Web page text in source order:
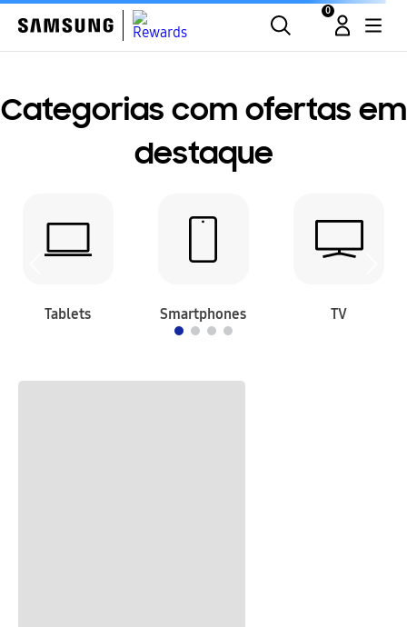
0
Categorias com ofertas em
destaque
Tablets Smartphones TV